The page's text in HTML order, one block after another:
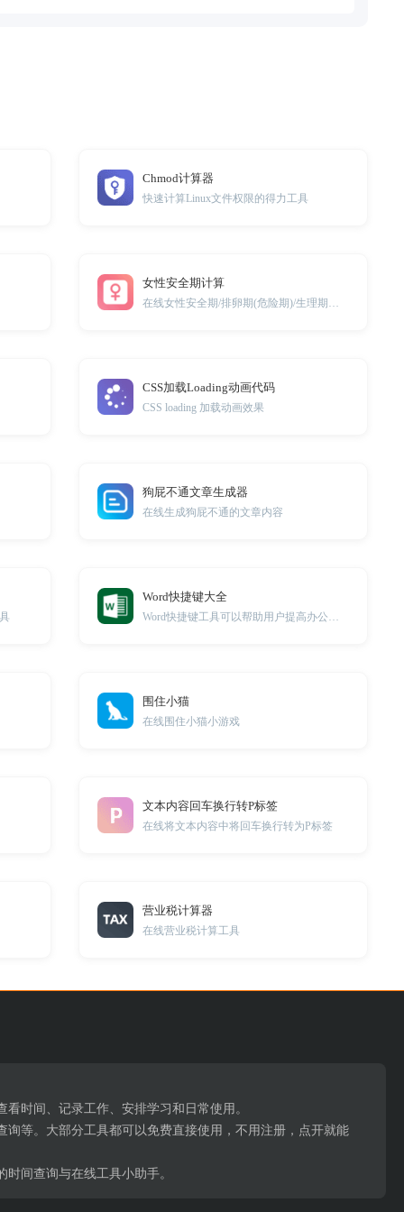
Chmod计算器
快速计算Linux文件权限的得力工具
女性安全期计算
在线女性安全期/排卵期(危险期)/生理期计算工具
CSS加载Loading动画代码
CSS loading 加载动画效果
狗屁不通文章生成器
在线生成狗屁不通的文章内容
Word快捷键大全
Word快捷键工具可以帮助用户提高办公效率，简化文
围住小猫
在线围住小猫小游戏
文本内容回车换行转P标签
在线将文本内容中将回车换行转为P标签
营业税计算器
在线营业税计算工具
时间、记录工作、安排学习和日常使用。
等。大部分工具都可以免费直接使用，不用注册，点开就能
间查询与在线工具小助手。